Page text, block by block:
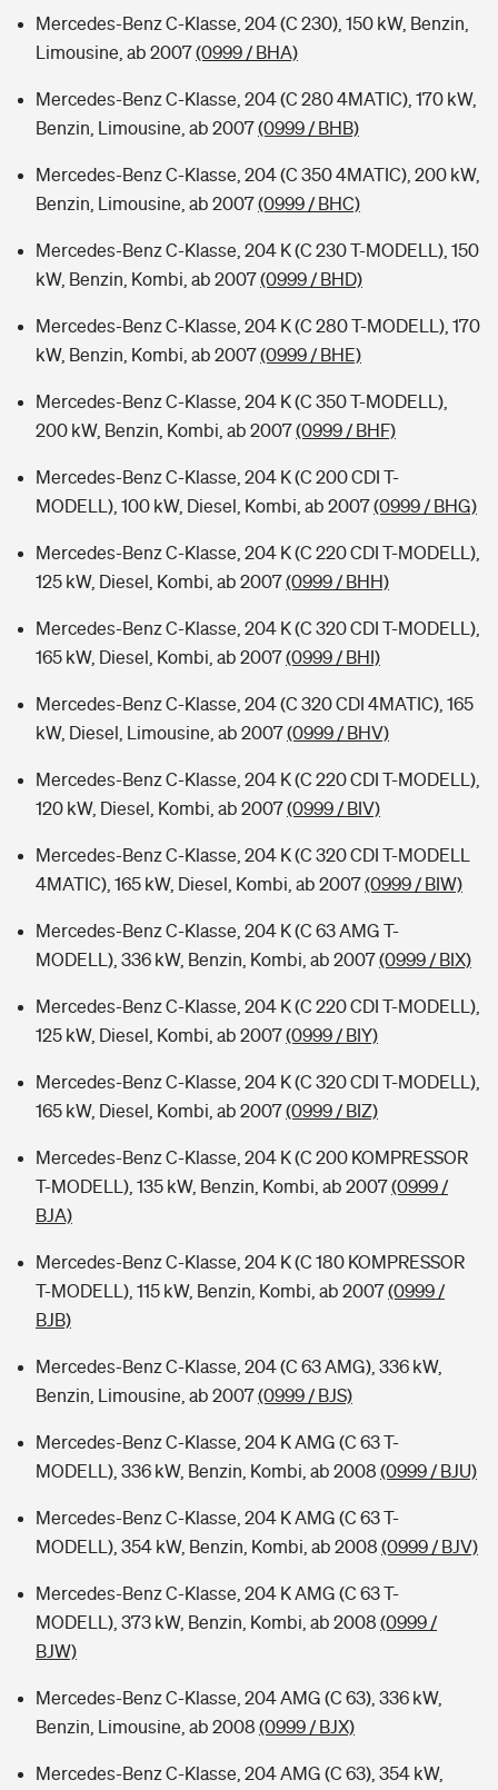
Mercedes-Benz C-Klasse, 204 (C 230), 150 kW, Benzin,
Limousine, ab 2007(0999 / BHA)
Mercedes-Benz C-Klasse, 204 (C 280 4MATIC), 170 kW,
Benzin, Limousine, ab 2007(0999 / BHB)
Mercedes-Benz C-Klasse, 204 (C 350 4MATIC), 200 kW,
Benzin, Limousine, ab 2007(0999 / BHC)
Mercedes-Benz C-Klasse, 204 K (C 230 T-MODELL), 150
kW, Benzin, Kombi, ab 2007(0999 / BHD)
Mercedes-Benz C-Klasse, 204 K (C 280 T-MODELL), 170
kW, Benzin, Kombi, ab 2007(0999 / BHE)
Mercedes-Benz C-Klasse, 204 K (C 350 T-MODELL),
200 kW, Benzin, Kombi, ab 2007(0999 / BHF)
Mercedes-Benz C-Klasse, 204 K (C 200 CDI T-
MODELL), 100 kW, Diesel, Kombi, ab 2007(0999 / BHG)
Mercedes-Benz C-Klasse, 204 K (C 220 CDI T-MODELL),
125 kW, Diesel, Kombi, ab 2007(0999 / BHH)
Mercedes-Benz C-Klasse, 204 K (C 320 CDI T-MODELL),
165 kW, Diesel, Kombi, ab 2007(0999 / BHI)
Mercedes-Benz C-Klasse, 204 (C 320 CDI 4MATIC), 165
kW, Diesel, Limousine, ab 2007(0999 / BHV)
Mercedes-Benz C-Klasse, 204 K (C 220 CDI T-MODELL),
120 kW, Diesel, Kombi, ab 2007(0999 / BIV)
Mercedes-Benz C-Klasse, 204 K (C 320 CDI T-MODELL
4MATIC), 165 kW, Diesel, Kombi, ab 2007(0999 / BIW)
Mercedes-Benz C-Klasse, 204 K (C 63 AMG T-
MODELL), 336 kW, Benzin, Kombi, ab 2007(0999 / BIX)
Mercedes-Benz C-Klasse, 204 K (C 220 CDI T-MODELL),
125 kW, Diesel, Kombi, ab 2007(0999 / BIY)
Mercedes-Benz C-Klasse, 204 K (C 320 CDI T-MODELL),
165 kW, Diesel, Kombi, ab 2007(0999 / BIZ)
Mercedes-Benz C-Klasse, 204 K (C 200 KOMPRESSOR
T-MODELL), 135 kW, Benzin, Kombi, ab 2007(0999 /
BJA)
Mercedes-Benz C-Klasse, 204 K (C 180 KOMPRESSOR
T-MODELL), 115 kW, Benzin, Kombi, ab 2007(0999 /
BJB)
Mercedes-Benz C-Klasse, 204 (C 63 AMG), 336 kW,
Benzin, Limousine, ab 2007(0999 / BJS)
Mercedes-Benz C-Klasse, 204 K AMG (C 63 T-
MODELL), 336 kW, Benzin, Kombi, ab 2008 (0999 / BJU)
Mercedes-Benz C-Klasse, 204 K AMG (C 63 T-
MODELL), 354 kW, Benzin, Kombi, ab 2008 (0999 / BJV)
Mercedes-Benz C-Klasse, 204 K AMG (C 63 T-
MODELL), 373 kW, Benzin, Kombi, ab 2008 (0999 /
BJW)
Mercedes-Benz C-Klasse, 204 AMG (C 63), 336 kW,
Benzin, Limousine, ab 2008 (0999 / BJX)
Mercedes-Benz C-Klasse, 204 AMG (C 63), 354 kW,